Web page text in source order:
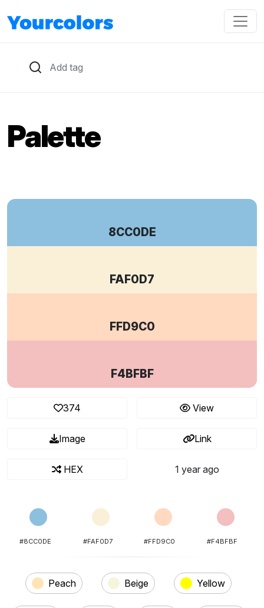
Palette
8CC0DE
FAF0D7
FFD9C0
F4BFBF
374 View
Image Link
HEX 1 year ago
#8CC0DE #FAF0D7 #FFD9C0 #F4BFBF
Peach Beige Yellow